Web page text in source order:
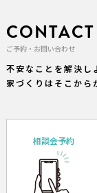
ご予約・お問い合わせ
不安なことを解決し
家づくりはそこから
相談会予約